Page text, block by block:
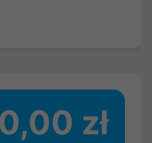
zł